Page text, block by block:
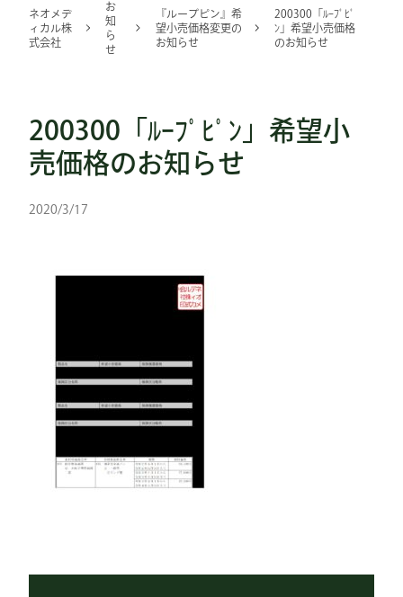
ネオメデ
ィカル株
式会社
お
知
ら
せ
『ループピン』希
望小売価格変更の
お知らせ
200300「ﾙｰﾌﾟﾋﾟ
ﾝ」希望小売価格
のお知らせ
200300「ﾙｰﾌﾟﾋﾟﾝ」希望小
売価格のお知らせ
2020/3/17